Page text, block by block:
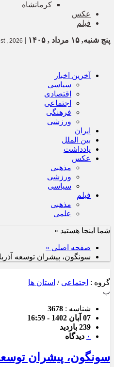
کرمانشاه
عکس
فیلم
پنج شنبه, ۱۵ مرداد , ۱۴۰۵ |
, 2026
آخرین اخبار
سیاسی
اقتصادی
اجتماعی
فرهنگی
ورزشی
ایران
بین الملل
یادداشت
عکس
مذهبی
ورزشی
سیاسی
فیلم
مذهبی
علمی
شما اینجا هستید »
صفحه اصلی »
سونگون، پیشران توسعه
گروه : اجتماعی / استان ها
پ
شناسه : 3678
07 آبان 1402 - 16:59
239 بازدید
۰ دیدگاه
سونگون، پیشران